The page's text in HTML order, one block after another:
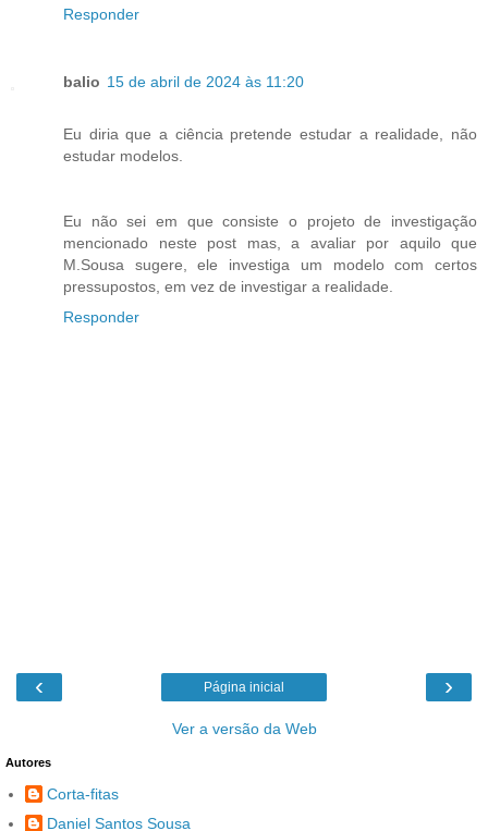
Responder
balio 15 de abril de 2024 às 11:20
Eu diria que a ciência pretende estudar a realidade, não
estudar modelos.
Eu não sei em que consiste o projeto de investigação
mencionado neste post mas, a avaliar por aquilo que
M.Sousa sugere, ele investiga um modelo com certos
pressupostos, em vez de investigar a realidade.
Responder
‹ ›
Página inicial
Ver a versão da Web
Autores
Corta-fitas
Daniel Santos Sousa